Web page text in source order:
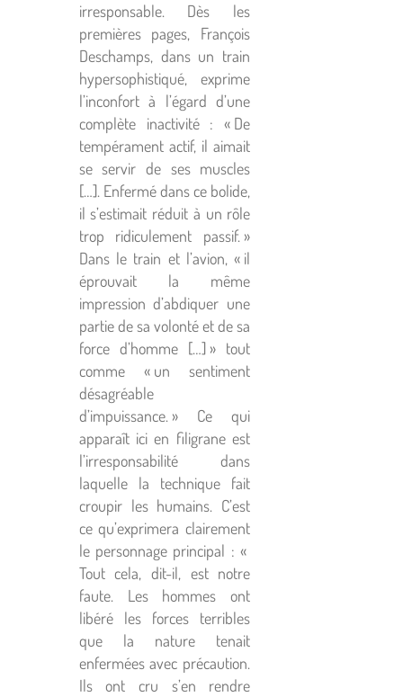
irresponsable. Dès les
premières pages, François
Deschamps, dans un train
hypersophistiqué, exprime
l’inconfort à l’égard d’une
complète inactivité : « De
tempérament actif, il aimait
se servir de ses muscles
[…]. Enfermé dans ce bolide,
il s’estimait réduit à un rôle
trop ridiculement passif. »
Dans le train et l’avion, « il
éprouvait la même
impression d’abdiquer une
partie de sa volonté et de sa
force d’homme […] » tout
comme « un sentiment
désagréable
d’impuissance. » Ce qui
apparaît ici en filigrane est
l’irresponsabilité dans
laquelle la technique fait
croupir les humains. C’est
ce qu’exprimera clairement
le personnage principal : «
Tout cela, dit-il, est notre
faute. Les hommes ont
libéré les forces terribles
que la nature tenait
enfermées avec précaution.
Ils ont cru s’en rendre